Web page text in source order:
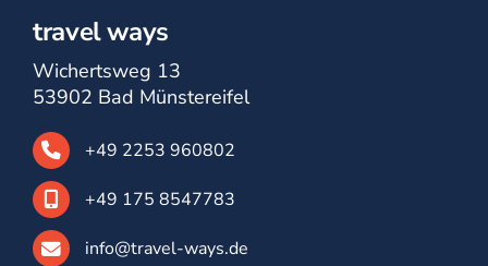
travel ways
Wichertsweg 13
53902 Bad Münstereifel
+49 2253 960802
+49 175 8547783
info@travel-ways.de